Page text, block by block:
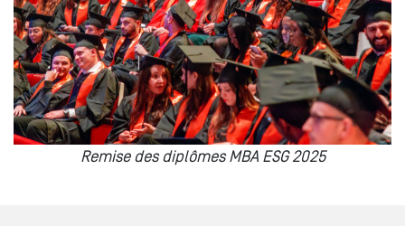
Remise des diplômes MBA ESG 2025